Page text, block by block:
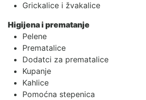
Grickalice i žvakalice
Higijena i prematanje
Pelene
Prematalice
Dodatci za prematalice
Kupanje
Kahlice
Pomoćna stepenica